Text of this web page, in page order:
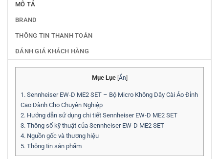
MÔ TẢ
BRAND
THÔNG TIN THANH TOÁN
ĐÁNH GIÁ KHÁCH HÀNG
Mục Lục Ẩn
1. Sennheiser EW-D ME2 SET – Bộ Micro Không Dây Cài Áo Đỉnh
Cao Dành Cho Chuyên Nghiệp
2. Hướng dẫn sử dụng chi tiết Sennheiser EW-D ME2 SET
3. Thông số kỹ thuật của Sennheiser EW-D ME2 SET
4. Nguồn gốc và thương hiệu
5. Thông tin sản phẩm